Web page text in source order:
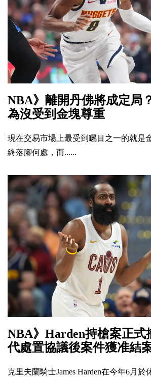
NBA》離開丹佛將成定局
為沒受到金塊尊重
現在交易市場上最受到矚目之一的就是
終落腳何處，而......
NBA》Harden持槍案正式
代處置協議後案件獲准結
克里夫蘭騎士James Harden在今年6月